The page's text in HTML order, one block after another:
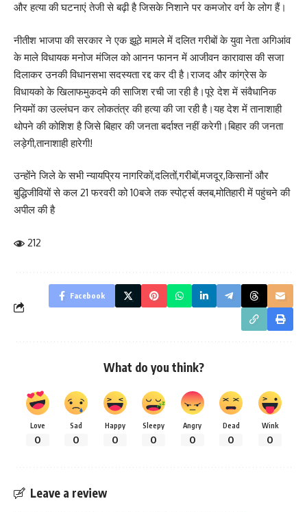
और हत्या की घटनाएं तेजी से बढ़ी है जिसके निशाने पर कमजोर वर्ग के लोग हैं।
नीतीश भाजपा की सरकार ने एक झूठे मामले में दलित गरीबों के युवा नेता अगिआंव
के माले विधायक मनोज मंजिल को आनन फानन में आजीवन कारावास की सजा
दिलाकर उनकी विधानसभा सदस्यता रद्द कर दी है।राजद और कांग्रेस के
विधायको के खिलाफमुकदमे की साजिश रची जा रही है।पूरे देश में संवैधानिक
नियमों का उल्लंघन कर लोकतंत्र की हत्या की जा रही है।यह देश में तानाशाही
थोपने की कोशिश है जिसे बिहार की जनता बर्दाश्त नहीं करेगी।बिहार की जनता
लड़ेगी,तानाशाही हारेगी!
उन्होंने जिले के सभी न्यायप्रिय नागरिकों,दलितों,गरीबों,मजदूर,किसानों और
बुद्धिजीवियों से कल 21 फरवरी को 10बजे तक स्पोर्ट्स क्लब,मोतिहारी में पहुंचने की
अपील की है
212
Facebook
What do you think?
Love
0
Sad
0
Happy
0
Sleepy
0
Angry
0
Dead
0
Wink
0
Leave a review